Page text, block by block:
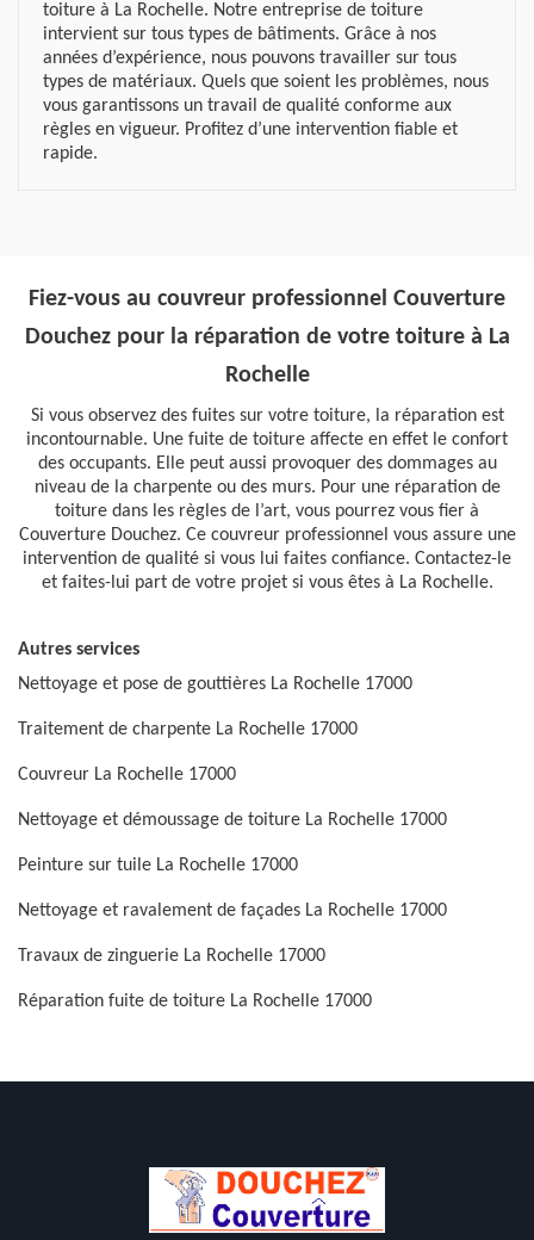
toiture à La Rochelle. Notre entreprise de toiture
intervient sur tous types de bâtiments. Grâce à nos
années d’expérience, nous pouvons travailler sur tous
types de matériaux. Quels que soient les problèmes, nous
vous garantissons un travail de qualité conforme aux
règles en vigueur. Profitez d’une intervention fiable et
rapide.
Fiez-vous au couvreur professionnel Couverture
Douchez pour la réparation de votre toiture à La
Rochelle
Si vous observez des fuites sur votre toiture, la réparation est
incontournable. Une fuite de toiture affecte en effet le confort
des occupants. Elle peut aussi provoquer des dommages au
niveau de la charpente ou des murs. Pour une réparation de
toiture dans les règles de l’art, vous pourrez vous fier à
Couverture Douchez. Ce couvreur professionnel vous assure une
intervention de qualité si vous lui faites confiance. Contactez-le
et faites-lui part de votre projet si vous êtes à La Rochelle.
Autres services
Nettoyage et pose de gouttières La Rochelle 17000
Traitement de charpente La Rochelle 17000
Couvreur La Rochelle 17000
Nettoyage et démoussage de toiture La Rochelle 17000
Peinture sur tuile La Rochelle 17000
Nettoyage et ravalement de façades La Rochelle 17000
Travaux de zinguerie La Rochelle 17000
Réparation fuite de toiture La Rochelle 17000